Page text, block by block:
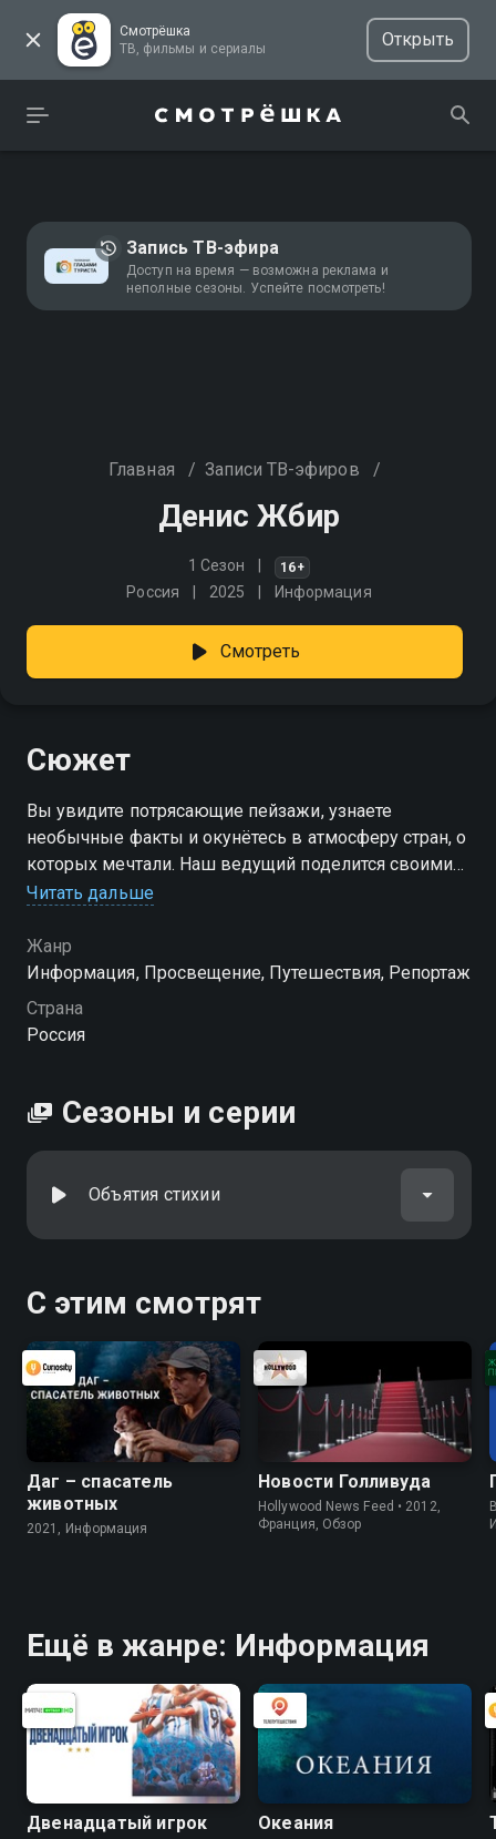
Смотрёшка
ТВ, фильмы и сериалы
Открыть
Запись ТВ-эфира
Доступ на время — возможна реклама и
неполные сезоны. Успейте посмотреть!
Главная / Записи ТВ-эфиров /
Денис Жбир
1 Сезон 16+
Россия 2025 Информация
Смотреть
Сюжет
Вы увидите потрясающие пейзажи, узнаете
необычные факты и окунётесь в атмосферу стран, о
которых мечтали. Наш ведущий поделится своими
впечатлениями и советами, чтобы ваше следующее
Читать дальше
Жанр
Информация, Просвещение, Путешествия, Репортаж
Страна
Россия
Сезоны и серии
Объятия стихии
С этим смотрят
Даг – спасатель
животных
2021, Информация
Новости Голливуда
Hollywood News Feed • 2012,
Франция, Обзор
Ещё в жанре: Информация
Двенадцатый игрок Океания